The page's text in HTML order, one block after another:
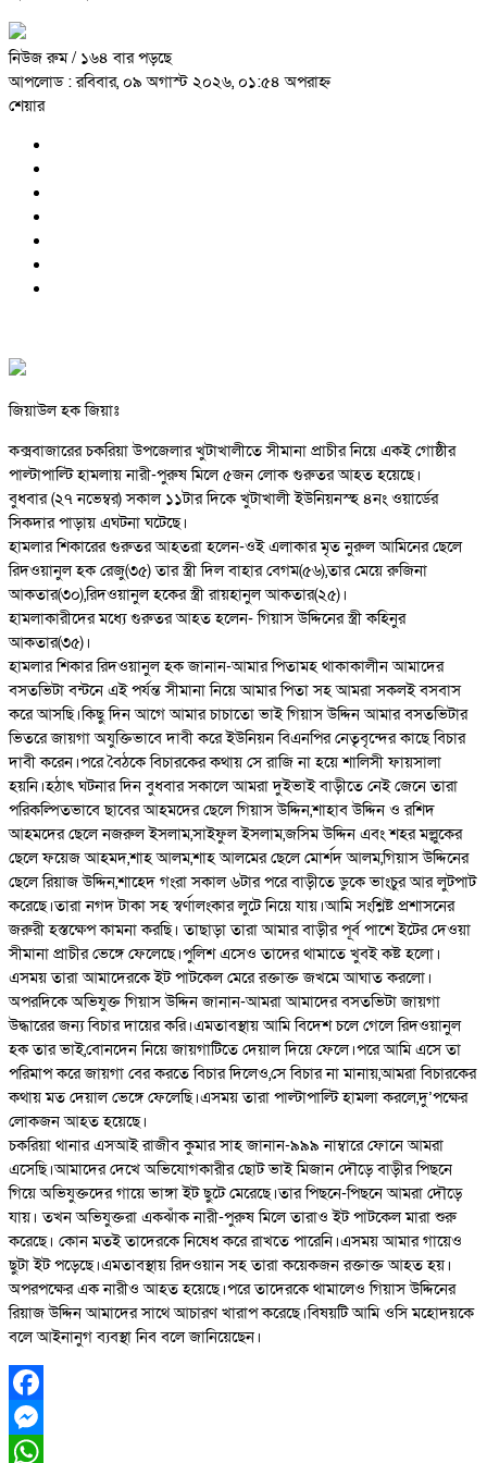
নিউজ রুম/ ১৬৪ বার পড়ছে
আপলোড : রবিবার, ০৯ অগাস্ট ২০২৬, ০১:৫৪ অপরাহ্ন
শেয়ার
জিয়াউল হক জিয়াঃ
কক্সবাজারের চকরিয়া উপজেলার খুটাখালীতে সীমানা প্রাচীর নিয়ে একই গোষ্ঠীর
পাল্টাপাল্টি হামলায় নারী-পুরুষ মিলে ৫জন লোক গুরুতর আহত হয়েছে।
বুধবার (২৭ নভেম্বর) সকাল ১১টার দিকে খুটাখালী ইউনিয়নস্হ ৪নং ওয়ার্ডের
সিকদার পাড়ায় এঘটনা ঘটেছে।
হামলার শিকারের গুরুতর আহতরা হলেন-ওই এলাকার মৃত নুরুল আমিনের ছেলে
রিদওয়ানুল হক রেজু(৩৫) তার স্ত্রী দিল বাহার বেগম(৫৬),তার মেয়ে রুজিনা
আকতার(৩০),রিদওয়ানুল হকের স্ত্রী রায়হানুল আকতার(২৫)।
হামলাকারীদের মধ্যে গুরুতর আহত হলেন- গিয়াস উদ্দিনের স্ত্রী কহিনুর
আকতার(৩৫)।
হামলার শিকার রিদওয়ানুল হক জানান-আমার পিতামহ থাকাকালীন আমাদের
বসতভিটা বন্টনে এই পর্যন্ত সীমানা নিয়ে আমার পিতা সহ আমরা সকলই বসবাস
করে আসছি।কিছু দিন আগে আমার চাচাতো ভাই গিয়াস উদ্দিন আমার বসতভিটার
ভিতরে জায়গা অযুক্তিভাবে দাবী করে ইউনিয়ন বিএনপির নেতৃবৃন্দের কাছে বিচার
দাবী করেন।পরে বৈঠকে বিচারকের কথায় সে রাজি না হয়ে শালিসী ফায়সালা
হয়নি।হঠাৎ ঘটনার দিন বুধবার সকালে আমরা দুইভাই বাড়ীতে নেই জেনে তারা
পরিকল্পিতভাবে ছাবের আহমদের ছেলে গিয়াস উদ্দিন,শাহাব উদ্দিন ও রশিদ
আহমদের ছেলে নজরুল ইসলাম,সাইফুল ইসলাম,জসিম উদ্দিন এবং শহর মল্লুকের
ছেলে ফয়েজ আহমদ,শাহ আলম,শাহ আলমের ছেলে মোর্শদ আলম,গিয়াস উদ্দিনের
ছেলে রিয়াজ উদ্দিন,শাহেদ গংরা সকাল ৬টার পরে বাড়ীতে ডুকে ভাংচুর আর লুটপাট
করেছে।তারা নগদ টাকা সহ স্বর্ণালংকার লুটে নিয়ে যায়।আমি সংশ্লিষ্ট প্রশাসনের
জরুরী হস্তক্ষেপ কামনা করছি। তাছাড়া তারা আমার বাড়ীর পূর্ব পাশে ইটের দেওয়া
সীমানা প্রাচীর ভেঙ্গে ফেলেছে।পুলিশ এসেও তাদের থামাতে খুবই কষ্ট হলো।
এসময় তারা আমাদেরকে ইট পাটকেল মেরে রক্তাক্ত জখমে আঘাত করলো।
অপরদিকে অভিযুক্ত গিয়াস উদ্দিন জানান-আমরা আমাদের বসতভিটা জায়গা
উদ্ধারের জন্য বিচার দায়ের করি।এমতাবস্থায় আমি বিদেশ চলে গেলে রিদওয়ানুল
হক তার ভাই,বোনদেন নিয়ে জায়গাটিতে দেয়াল দিয়ে ফেলে।পরে আমি এসে তা
পরিমাপ করে জায়গা বের করতে বিচার দিলেও,সে বিচার না মানায়,আমরা বিচারকের
কথায় মত দেয়াল ভেঙ্গে ফেলেছি।এসময় তারা পাল্টাপাল্টি হামলা করলে,দু’পক্ষের
লোকজন আহত হয়েছে।
চকরিয়া থানার এসআই রাজীব কুমার সাহ জানান-৯৯৯ নাম্বারে ফোনে আমরা
এসেছি।আমাদের দেখে অভিযোগকারীর ছোট ভাই মিজান দৌড়ে বাড়ীর পিছনে
গিয়ে অভিযুক্তদের গায়ে ভাঙ্গা ইট ছুটে মেরেছে।তার পিছনে-পিছনে আমরা দৌড়ে
যায়। তখন অভিযুক্তরা একঝাঁক নারী-পুরুষ মিলে তারাও ইট পাটকেল মারা শুরু
করেছে। কোন মতই তাদেরকে নিষেধ করে রাখতে পারেনি।এসময় আমার গায়েও
ছুটা ইট পড়েছে।এমতাবস্থায় রিদওয়ান সহ তারা কয়েকজন রক্তাক্ত আহত হয়।
অপরপক্ষের এক নারীও আহত হয়েছে।পরে তাদেরকে থামালেও গিয়াস উদ্দিনের
রিয়াজ উদ্দিন আমাদের সাথে আচারণ খারাপ করেছে।বিষয়টি আমি ওসি মহোদয়কে
বলে আইনানুগ ব্যবস্থা নিব বলে জানিয়েছেন।
Facebook
Messenger